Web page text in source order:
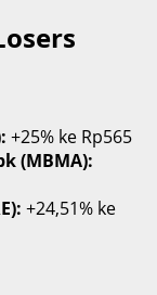
+25% ke Rp565
(MBMA):
+24,51% ke